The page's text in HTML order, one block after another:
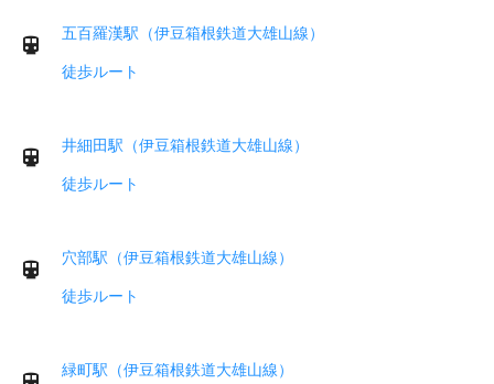
五百羅漢駅（伊豆箱根鉄道大雄山線）
徒歩ルート
井細田駅（伊豆箱根鉄道大雄山線）
徒歩ルート
穴部駅（伊豆箱根鉄道大雄山線）
徒歩ルート
緑町駅（伊豆箱根鉄道大雄山線）